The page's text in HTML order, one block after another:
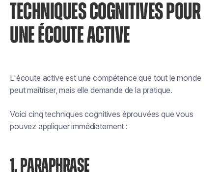
TECHNIQUES COGNITIVES POUR
UNE ÉCOUTE ACTIVE
L'écoute active est une compétence que tout le monde
peut maîtriser, mais elle demande de la pratique.
Voici cinq techniques cognitives éprouvées que vous
pouvez appliquer immédiatement :
1. PARAPHRASE